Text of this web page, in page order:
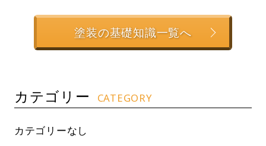
塗装の基礎知識一覧へ
カテゴリー CATEGORY
カテゴリーなし